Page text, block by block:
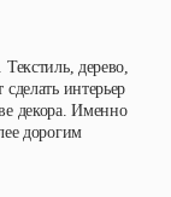
дерево,
интерьер
декора. Именно
дорогим